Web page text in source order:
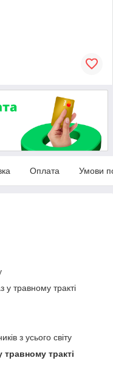
Оплата Умови
у травному тракті
з усього світу
травному тракті